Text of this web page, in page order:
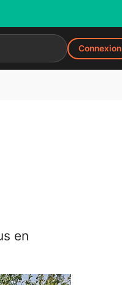
Connexion
en